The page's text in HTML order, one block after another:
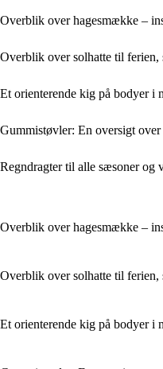
Overblik over hagesmække –
Overblik over solhatte til ferien,
Et orienterende kig på bodyer i
Gummistøvler: En oversigt
Regndragter til alle sæsoner og
Overblik over hagesmække –
Overblik over solhatte til ferien,
Et orienterende kig på bodyer i